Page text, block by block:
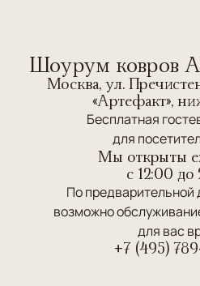
Шоурум ковров
Москва, ул.
«Артефакт»,
Бесплатная
для
Мы открыты
c 12:00 до
По предварительной
возможно
для вас
+7 (495)